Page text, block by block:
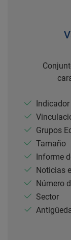
Grupos
Tamaño
Informe
Noticias
Número
Sector